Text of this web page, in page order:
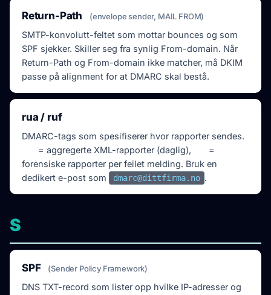
Return-Path (envelope sender, MAIL FROM)
SMTP-konvolutt-feltet som mottar bounces og som
SPF sjekker. Skiller seg fra synlig From-domain. Når
Return-Path og From-domain ikke matcher, må DKIM
passe på alignment for at DMARC skal bestå.
rua / ruf
DMARC-tags som spesifiserer hvor rapporter sendes.
= aggregerte XML-rapporter (daglig),
=
forensiske rapporter per feilet melding. Bruk en
dedikert e-post som
dmarc@dittfirma.no .
S
SPF (Sender Policy Framework)
DNS TXT-record som lister opp hvilke IP-adresser og